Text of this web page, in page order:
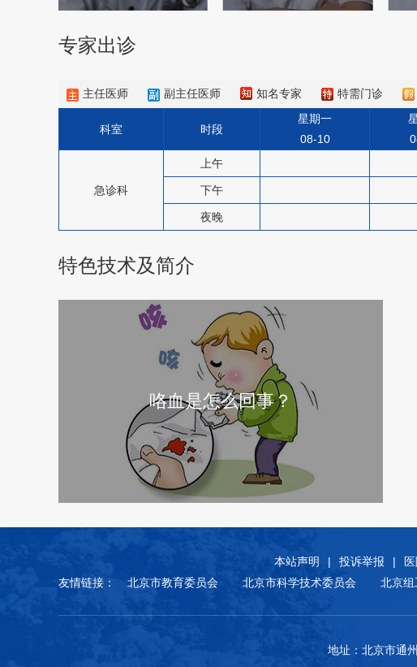
专家出诊
主任医师 副主任医师 知名专家 特需门诊
科室 时段
星期一
08-10
急诊科
上午
下午
夜晚
特色技术及简介
咯血是怎么回事？
本站声明 | 投诉举报 |
友情链接：
北京市教育委员会 北京市科学技术委员会 北京组
地址：北京市通